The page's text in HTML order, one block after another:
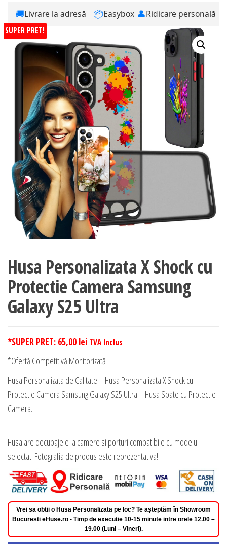
🚚Livrare la adresă 📦Easybox 👤Ridicare personală
SUPER PRET!
Husa Personalizata X Shock cu
Protectie Camera Samsung
Galaxy S25 Ultra
*SUPER PRET: 65,00 lei TVA Inclus
*Ofertă Competitivă Monitorizată
Husa Personalizata de Calitate – Husa Personalizata X Shock cu
Protectie Camera Samsung Galaxy S25 Ultra – Husa Spate cu Protectie
Camera.
Husa are decupajele la camere si porturi compatibile cu modelul
selectat. Fotografia de produs este reprezentativa!
Vrei sa obtii o Husa Personalizata pe loc? Te așteptăm în Showroom
Bucuresti eHuse.ro - Timp de executie 10-15 minute intre orele 12.00 –
19.00 (Luni – Vineri).